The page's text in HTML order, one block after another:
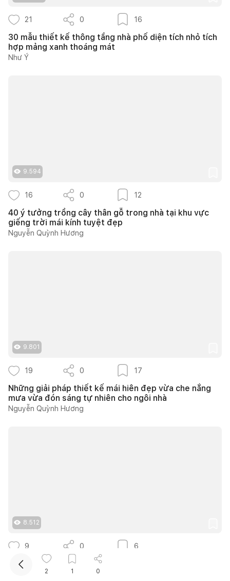
21 0 16
30 mẫu thiết kế thông tầng nhà phố diện tích nhỏ tích
hợp mảng xanh thoáng mát
Như Ý
9.594
16 0 12
40 ý tưởng trồng cây thân gỗ trong nhà tại khu vực
giếng trời mái kính tuyệt đẹp
Nguyễn Quỳnh Hương
9.801
19 0 17
Những giải pháp thiết kế mái hiên đẹp vừa che nắng
mưa vừa đón sáng tự nhiên cho ngôi nhà
Nguyễn Quỳnh Hương
8.512
9 0 6
30 gợi ý thiết kế vườn rau mini tại nhà từ căn hộ đến
nhà phố cực dễ áp dụng
2 1 0